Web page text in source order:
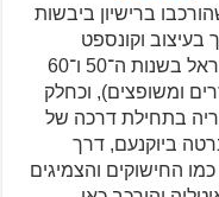
ברישיון ביבשות
בעיצוב וקונספט
זהים. קטנועי למברטה היו נפוצים בישראל בשנות ה־50 ו־60
ומשופצים), וכחלק
בתחילת דרכה של
ביוקנעם, דרך
החישוקים והצמיגים